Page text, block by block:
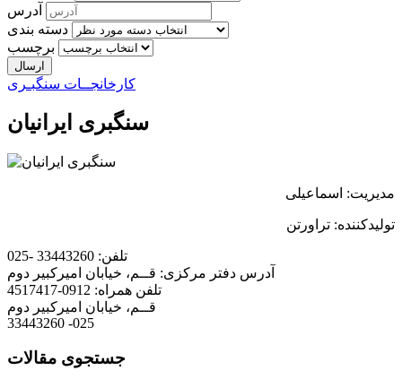
آدرس
دسته بندی
برچسب
کارخانجــات سنگبـری
سنگبری ایرانیان
مدیریت: اسماعیلی
تولیدکننده: تراورتن
تلفن: 33443260 -025
آدرس دفتر مرکزی: قــم، خیابان امیرکبیر دوم
تلفن همراه: 0912-4517417
قــم، خیابان امیرکبیر دوم
33443260 -025
جستجوی مقالات